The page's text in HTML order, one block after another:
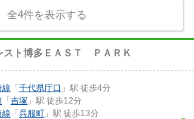
全4件を表示する
スト博多ＥＡＳＴ ＰＡＲＫ
線 「千代県庁口 」駅 徒歩4分
「吉塚 」駅 徒歩12分
線 「呉服町 」駅 徒歩13分